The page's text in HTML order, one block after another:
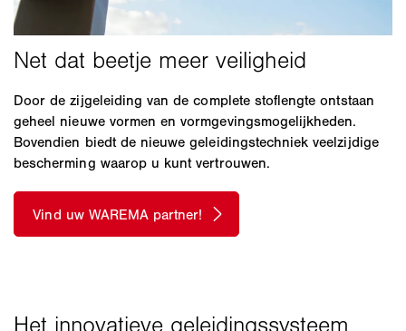
Door de zijgeleiding van de complete stoflengte ontstaan
geheel nieuwe vormen en vormgevingsmogelijkheden.
Bovendien biedt de nieuwe geleidingstechniek veelzijdige
bescherming waarop u kunt vertrouwen.